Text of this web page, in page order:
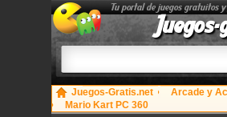
Tu portal de juegos gratuitos
Juegos-Gratis.net Arcade y
Mario Kart PC 360